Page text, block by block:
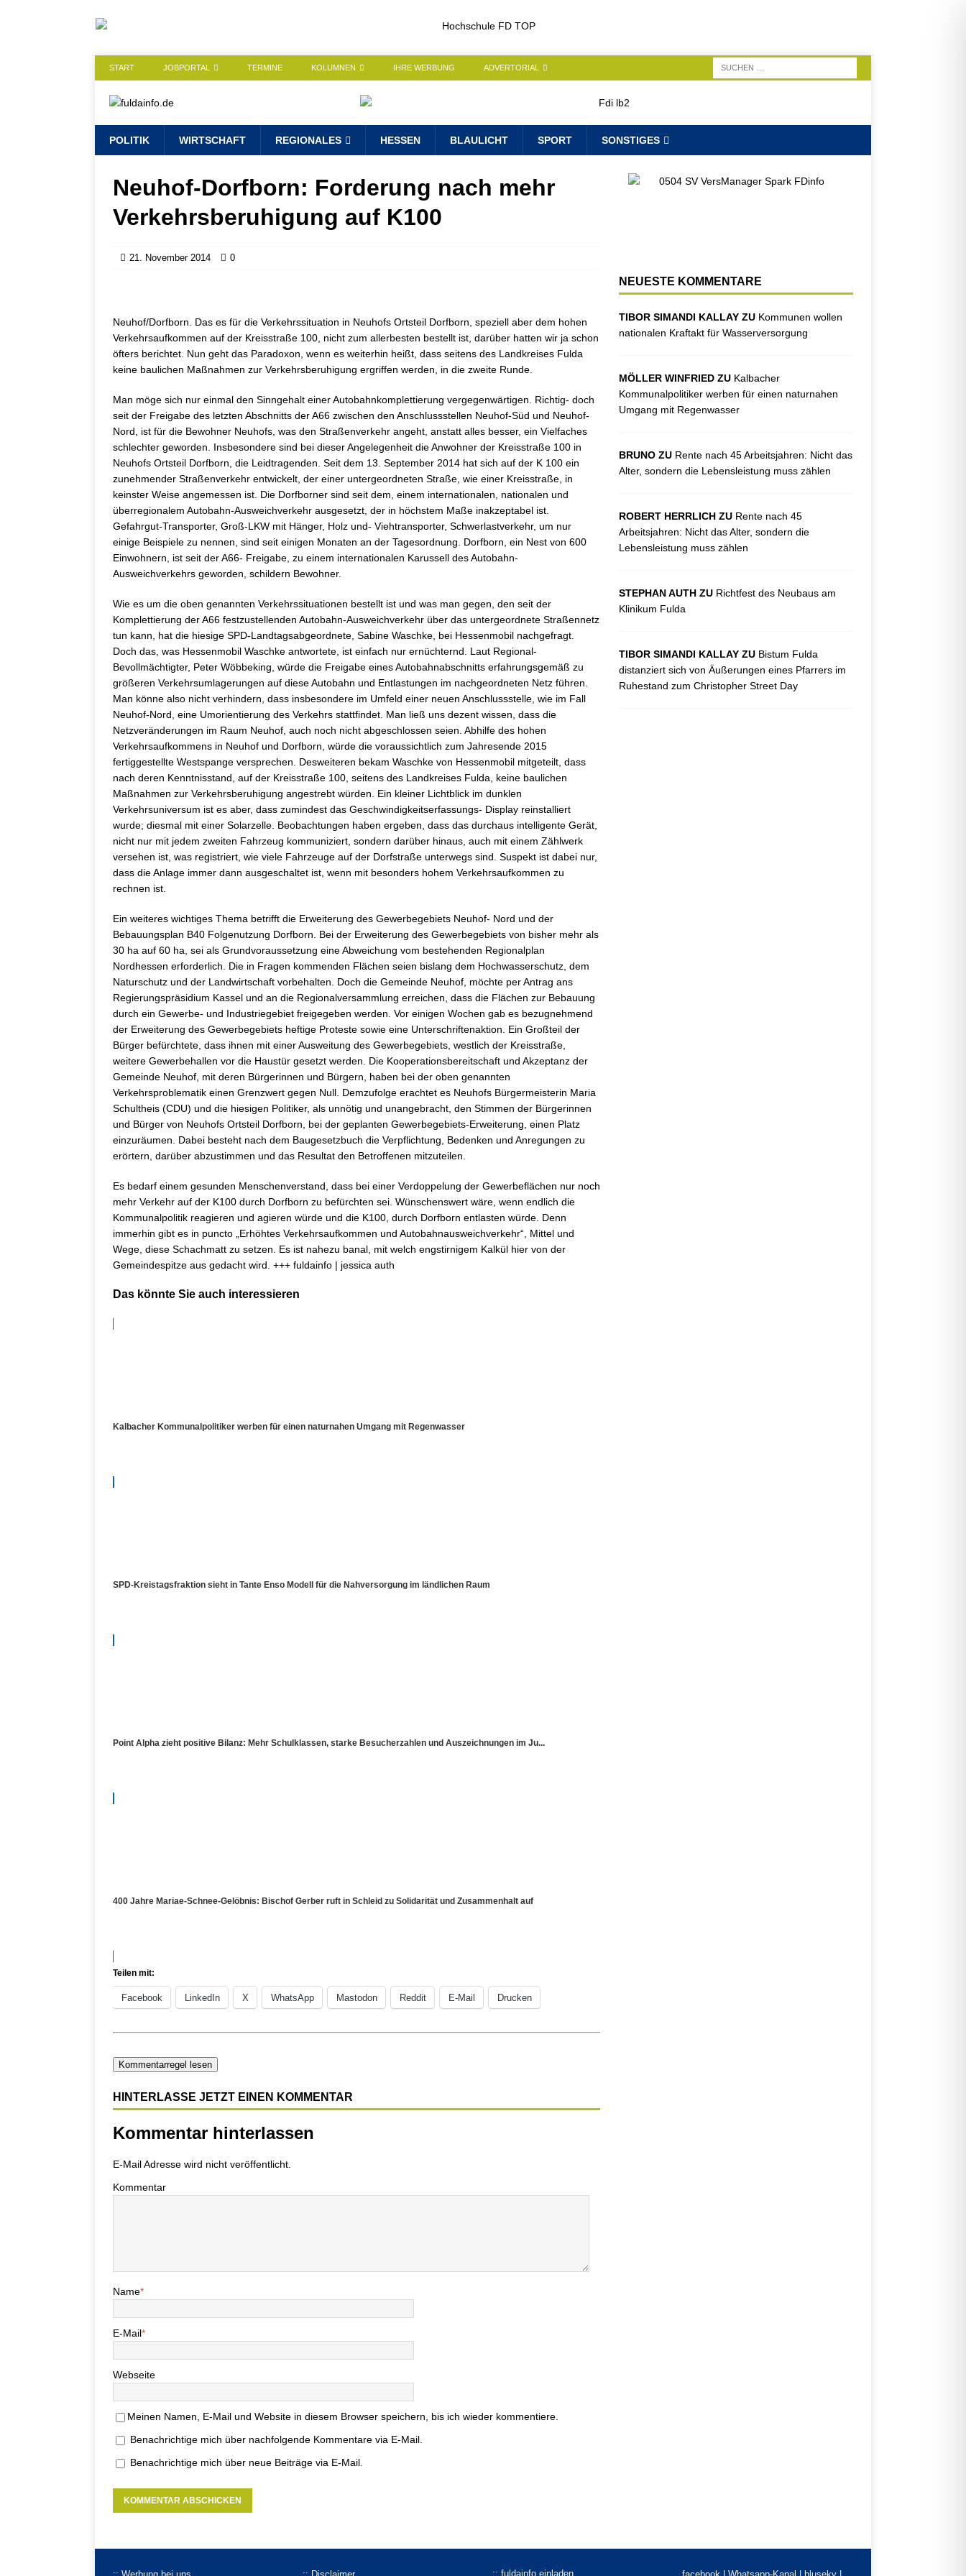
START JOBPORTAL TERMINE KOLUMNEN IHRE WERBUNG ADVERTORIAL
POLITIK WIRTSCHAFT REGIONALES HESSEN BLAULICHT SPORT SONSTIGES
Neuhof-Dorfborn: Forderung nach mehr
Verkehrsberuhigung auf K100
21. November 2014 0
Neuhof/Dorfborn. Das es für die Verkehrssituation in Neuhofs Ortsteil Dorfborn, speziell aber dem hohen
Verkehrsaufkommen auf der Kreisstraße 100, nicht zum allerbesten bestellt ist, darüber hatten wir ja schon
öfters berichtet. Nun geht das Paradoxon, wenn es weiterhin heißt, dass seitens des Landkreises Fulda
keine baulichen Maßnahmen zur Verkehrsberuhigung ergriffen werden, in die zweite Runde.
Man möge sich nur einmal den Sinngehalt einer Autobahnkomplettierung vergegenwärtigen. Richtig- doch
seit der Freigabe des letzten Abschnitts der A66 zwischen den Anschlussstellen Neuhof-Süd und Neuhof-
Nord, ist für die Bewohner Neuhofs, was den Straßenverkehr angeht, anstatt alles besser, ein Vielfaches
schlechter geworden. Insbesondere sind bei dieser Angelegenheit die Anwohner der Kreisstraße 100 in
Neuhofs Ortsteil Dorfborn, die Leidtragenden. Seit dem 13. September 2014 hat sich auf der K 100 ein
zunehmender Straßenverkehr entwickelt, der einer untergeordneten Straße, wie einer Kreisstraße, in
keinster Weise angemessen ist. Die Dorfborner sind seit dem, einem internationalen, nationalen und
überregionalem Autobahn-Ausweichverkehr ausgesetzt, der in höchstem Maße inakzeptabel ist.
Gefahrgut-Transporter, Groß-LKW mit Hänger, Holz und- Viehtransporter, Schwerlastverkehr, um nur
einige Beispiele zu nennen, sind seit einigen Monaten an der Tagesordnung. Dorfborn, ein Nest von 600
Einwohnern, ist seit der A66- Freigabe, zu einem internationalen Karussell des Autobahn-
Ausweichverkehrs geworden, schildern Bewohner.
Wie es um die oben genannten Verkehrssituationen bestellt ist und was man gegen, den seit der
Komplettierung der A66 festzustellenden Autobahn-Ausweichverkehr über das untergeordnete Straßennetz
tun kann, hat die hiesige SPD-Landtagsabgeordnete, Sabine Waschke, bei Hessenmobil nachgefragt.
Doch das, was Hessenmobil Waschke antwortete, ist einfach nur ernüchternd. Laut Regional-
Bevollmächtigter, Peter Wöbbeking, würde die Freigabe eines Autobahnabschnitts erfahrungsgemäß zu
größeren Verkehrsumlagerungen auf diese Autobahn und Entlastungen im nachgeordneten Netz führen.
Man könne also nicht verhindern, dass insbesondere im Umfeld einer neuen Anschlussstelle, wie im Fall
Neuhof-Nord, eine Umorientierung des Verkehrs stattfindet. Man ließ uns dezent wissen, dass die
Netzveränderungen im Raum Neuhof, auch noch nicht abgeschlossen seien. Abhilfe des hohen
Verkehrsaufkommens in Neuhof und Dorfborn, würde die voraussichtlich zum Jahresende 2015
fertiggestellte Westspange versprechen. Desweiteren bekam Waschke von Hessenmobil mitgeteilt, dass
nach deren Kenntnisstand, auf der Kreisstraße 100, seitens des Landkreises Fulda, keine baulichen
Maßnahmen zur Verkehrsberuhigung angestrebt würden. Ein kleiner Lichtblick im dunklen
Verkehrsuniversum ist es aber, dass zumindest das Geschwindigkeitserfassungs- Display reinstalliert
wurde; diesmal mit einer Solarzelle. Beobachtungen haben ergeben, dass das durchaus intelligente Gerät,
nicht nur mit jedem zweiten Fahrzeug kommuniziert, sondern darüber hinaus, auch mit einem Zählwerk
versehen ist, was registriert, wie viele Fahrzeuge auf der Dorfstraße unterwegs sind. Suspekt ist dabei nur,
dass die Anlage immer dann ausgeschaltet ist, wenn mit besonders hohem Verkehrsaufkommen zu
rechnen ist.
Ein weiteres wichtiges Thema betrifft die Erweiterung des Gewerbegebiets Neuhof- Nord und der
Bebauungsplan B40 Folgenutzung Dorfborn. Bei der Erweiterung des Gewerbegebiets von bisher mehr als
30 ha auf 60 ha, sei als Grundvoraussetzung eine Abweichung vom bestehenden Regionalplan
Nordhessen erforderlich. Die in Fragen kommenden Flächen seien bislang dem Hochwasserschutz, dem
Naturschutz und der Landwirtschaft vorbehalten. Doch die Gemeinde Neuhof, möchte per Antrag ans
Regierungspräsidium Kassel und an die Regionalversammlung erreichen, dass die Flächen zur Bebauung
durch ein Gewerbe- und Industriegebiet freigegeben werden. Vor einigen Wochen gab es bezugnehmend
der Erweiterung des Gewerbegebiets heftige Proteste sowie eine Unterschriftenaktion. Ein Großteil der
Bürger befürchtete, dass ihnen mit einer Ausweitung des Gewerbegebiets, westlich der Kreisstraße,
weitere Gewerbehallen vor die Haustür gesetzt werden. Die Kooperationsbereitschaft und Akzeptanz der
Gemeinde Neuhof, mit deren Bürgerinnen und Bürgern, haben bei der oben genannten
Verkehrsproblematik einen Grenzwert gegen Null. Demzufolge erachtet es Neuhofs Bürgermeisterin Maria
Schultheis (CDU) und die hiesigen Politiker, als unnötig und unangebracht, den Stimmen der Bürgerinnen
und Bürger von Neuhofs Ortsteil Dorfborn, bei der geplanten Gewerbegebiets-Erweiterung, einen Platz
einzuräumen. Dabei besteht nach dem Baugesetzbuch die Verpflichtung, Bedenken und Anregungen zu
erörtern, darüber abzustimmen und das Resultat den Betroffenen mitzuteilen.
Es bedarf einem gesunden Menschenverstand, dass bei einer Verdoppelung der Gewerbeflächen nur noch
mehr Verkehr auf der K100 durch Dorfborn zu befürchten sei. Wünschenswert wäre, wenn endlich die
Kommunalpolitik reagieren und agieren würde und die K100, durch Dorfborn entlasten würde. Denn
immerhin gibt es in puncto „Erhöhtes Verkehrsaufkommen und Autobahnausweichverkehr“, Mittel und
Wege, diese Schachmatt zu setzen. Es ist nahezu banal, mit welch engstirnigem Kalkül hier von der
Gemeindespitze aus gedacht wird. +++ fuldainfo | jessica auth
Das könnte Sie auch interessieren
Kalbacher Kommunalpolitiker werben für einen naturnahen Umgang mit Regenwasser
SPD-Kreistagsfraktion sieht in Tante Enso Modell für die Nahversorgung im ländlichen Raum
Point Alpha zieht positive Bilanz: Mehr Schulklassen, starke Besucherzahlen und Auszeichnungen im Ju...
400 Jahre Mariae-Schnee-Gelöbnis: Bischof Gerber ruft in Schleid zu Solidarität und Zusammenhalt auf
Teilen mit:
Facebook LinkedIn X WhatsApp Mastodon Reddit E-Mail Drucken
Kommentarregel lesen
HINTERLASSE JETZT EINEN KOMMENTAR
Kommentar hinterlassen
E-Mail Adresse wird nicht veröffentlicht.
Kommentar
Name*
E-Mail*
Webseite
Meinen Namen, E-Mail und Website in diesem Browser speichern, bis ich wieder kommentiere.
Benachrichtige mich über nachfolgende Kommentare via E-Mail.
Benachrichtige mich über neue Beiträge via E-Mail.
NEUESTE KOMMENTARE
TIBOR SIMANDI KALLAY ZU Kommunen wollen
nationalen Kraftakt für Wasserversorgung
MÖLLER WINFRIED ZU Kalbacher
Kommunalpolitiker werben für einen naturnahen
Umgang mit Regenwasser
BRUNO ZU Rente nach 45 Arbeitsjahren: Nicht das
Alter, sondern die Lebensleistung muss zählen
ROBERT HERRLICH ZU Rente nach 45
Arbeitsjahren: Nicht das Alter, sondern die
Lebensleistung muss zählen
STEPHAN AUTH ZU Richtfest des Neubaus am
Klinikum Fulda
TIBOR SIMANDI KALLAY ZU Bistum Fulda
distanziert sich von Äußerungen eines Pfarrers im
Ruhestand zum Christopher Street Day
:: fuldainfo einladen